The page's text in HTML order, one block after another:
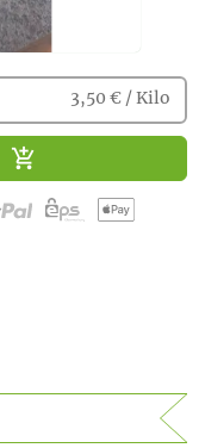
3,50 € / Kilo